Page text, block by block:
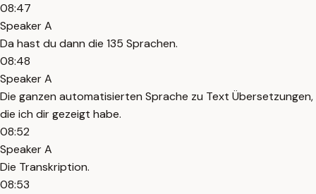
08:47
Speaker A
Da hast du dann die 135 Sprachen.
08:48
Speaker A
Die ganzen automatisierten Sprache zu Text Übersetzungen,
die ich dir gezeigt habe.
08:52
Speaker A
Die Transkription.
08:53